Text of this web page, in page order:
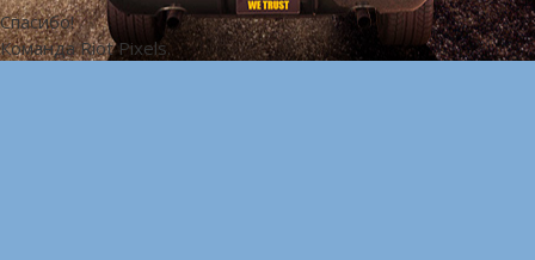
Спасибо!
Команда Riot Pixels.